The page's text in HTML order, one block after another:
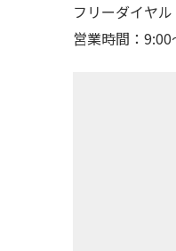
フリーダイヤ
営業時間：